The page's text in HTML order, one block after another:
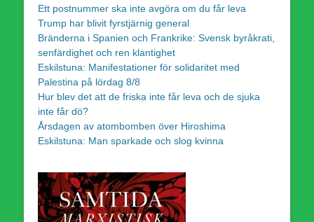
Ett postnummer ska inte avgöra om du får leva
Trump har blivit fyrstjärnig general
Bränderna i Spanien och Frankrike: Svensk byråkrati,
senfärdighet och ren klantighet
Eskilstuna: Manifestationer för solidaritet med
Palestina på lördag 8/8
Hur blev det att de friska inte får leva och de sjuka
inte får dö?
Årsdagen av atombomben över Hiroshima
Eskilstuna: Man sparkade och slog kvinna